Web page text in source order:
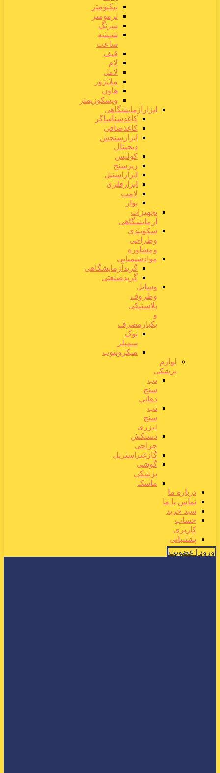
پیکنومتر
ترمومتر
سرنگ
شیشه
ساعت
قیف
لام
لامل
ملانژور
هاون
ویسکوزیمتر
ابزارآزمایشگاهی
کاغذشناساگر
کاغذصافی
ابزارسنجش
دیجیتال
کولیس
ریزسنج
ابزاراستیل
ابزارفلزی
لامپ
پوار
تجهیزات
آزمایشگاهی
سکوبندی
وطراحی
ومشاوره
موادشیمیایی
گریدآزمایشگاهی
گریدصنعتی
وسایل
وظروف
پلاستیکی
و
یکبارمصرف
نوک
سمپلر
میکروتیوب
لوازم
پزشکی
تب
سنج
دهانی
تب
سنج
لیزری
دستکش
جراحی
گازغیراستریل
گوشی
پزشکی
ماسک
درباره ما
تماس با ما
سبد خرید
حساب
کاربری
پشتیبانی
ورود | عضویت